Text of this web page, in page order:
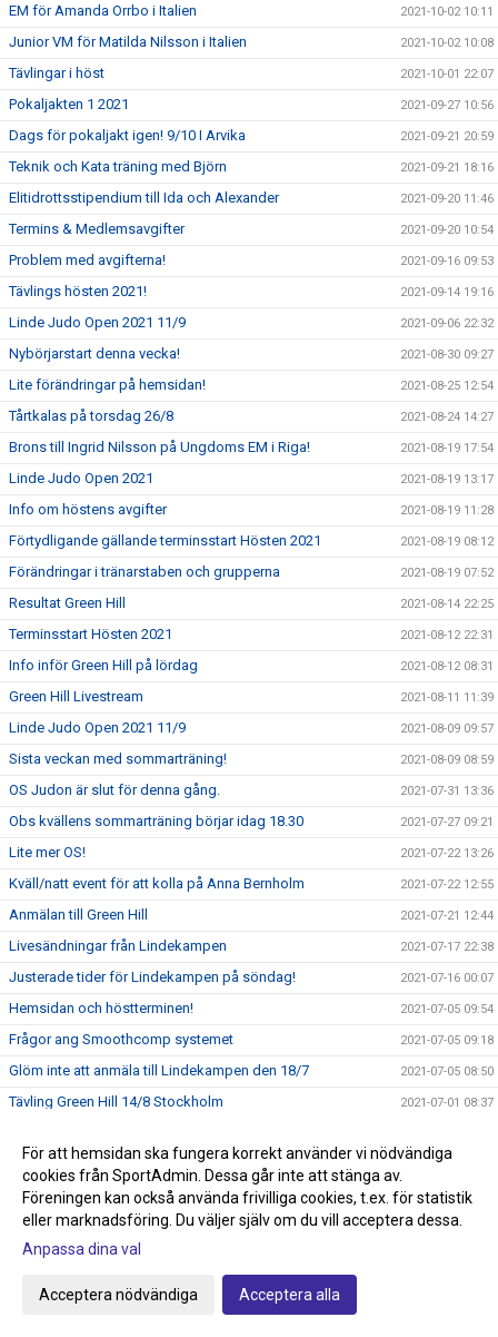
EM för Amanda Orrbo i Italien 2021-10-02 10:11
Junior VM för Matilda Nilsson i Italien 2021-10-02 10:08
Tävlingar i höst 2021-10-01 22:07
Pokaljakten 1 2021 2021-09-27 10:56
Dags för pokaljakt igen! 9/10 I Arvika 2021-09-21 20:59
Teknik och Kata träning med Björn 2021-09-21 18:16
Elitidrottsstipendium till Ida och Alexander 2021-09-20 11:46
Termins & Medlemsavgifter 2021-09-20 10:54
Problem med avgifterna! 2021-09-16 09:53
Tävlings hösten 2021! 2021-09-14 19:16
Linde Judo Open 2021 11/9 2021-09-06 22:32
Nybörjarstart denna vecka! 2021-08-30 09:27
Lite förändringar på hemsidan! 2021-08-25 12:54
Tårtkalas på torsdag 26/8 2021-08-24 14:27
Brons till Ingrid Nilsson på Ungdoms EM i Riga! 2021-08-19 17:54
Linde Judo Open 2021 2021-08-19 13:17
Info om höstens avgifter 2021-08-19 11:28
Förtydligande gällande terminsstart Hösten 2021 2021-08-19 08:12
Förändringar i tränarstaben och grupperna 2021-08-19 07:52
Resultat Green Hill 2021-08-14 22:25
Terminsstart Hösten 2021 2021-08-12 22:31
Info inför Green Hill på lördag 2021-08-12 08:31
Green Hill Livestream 2021-08-11 11:39
Linde Judo Open 2021 11/9 2021-08-09 09:57
Sista veckan med sommarträning! 2021-08-09 08:59
OS Judon är slut för denna gång. 2021-07-31 13:36
Obs kvällens sommarträning börjar idag 18.30 2021-07-27 09:21
Lite mer OS! 2021-07-22 13:26
Kväll/natt event för att kolla på Anna Bernholm 2021-07-22 12:55
Anmälan till Green Hill 2021-07-21 12:44
Livesändningar från Lindekampen 2021-07-17 22:38
Justerade tider för Lindekampen på söndag! 2021-07-16 00:07
Hemsidan och höstterminen! 2021-07-05 09:54
Frågor ang Smoothcomp systemet 2021-07-05 09:18
Glöm inte att anmäla till Lindekampen den 18/7 2021-07-05 08:50
Tävling Green Hill 14/8 Stockholm 2021-07-01 08:37
Nytt tävlingssystem för Judotävlingar 2021-06-22 18:00
Sommarträning från och med 29/6 kl 17.30-18.45 2021-06-09 21:44
Knappen klubbshop är uppdaterad 2021-05-22 15:27
Passa på och stötta klubben, köp klubbkläder på Team
Anmälan till avslutningen den 29/5 anmäl så fort som
För att hemsidan ska fungera korrekt använder vi nödvändiga
cookies från SportAdmin. Dessa går inte att stänga av.
Föreningen kan också använda frivilliga cookies, t.ex. för statistik
eller marknadsföring. Du väljer själv om du vill acceptera dessa.
Anpassa dina val
Acceptera nödvändiga Acceptera alla